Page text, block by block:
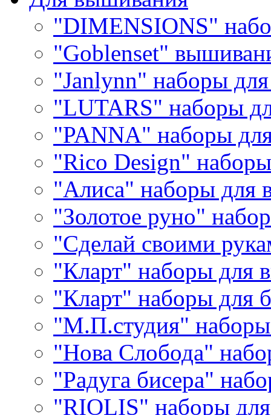
"DIMENSIONS"
"Goblenset"
"Janlynn" наборы
"LUTARS" наборы
"PANNA" наборы
"Rico Design"
"Алиса" наборы для
"Золотое руно"
"Сделай своими
"Кларт" наборы для
"Кларт" наборы для
"М.П.студия"
"Нова Слобода"
"Радуга бисера"
"RIOLIS" наборы